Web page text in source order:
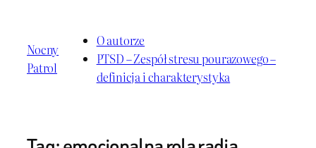
treściNocny
Patrol
O autorze
PTSD – Zespół stresu pourazowego –
definicja i charakterystyka